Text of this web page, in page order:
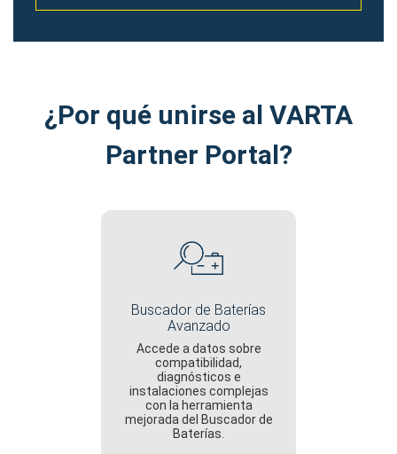
¿Por qué unirse al VARTA
Partner Portal?
Buscador de Baterías
Avanzado
Accede a datos sobre
compatibilidad,
diagnósticos e
instalaciones complejas
con la herramienta
mejorada del Buscador de
Baterías.